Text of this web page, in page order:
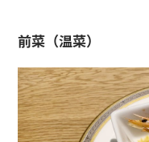
前菜（温菜）